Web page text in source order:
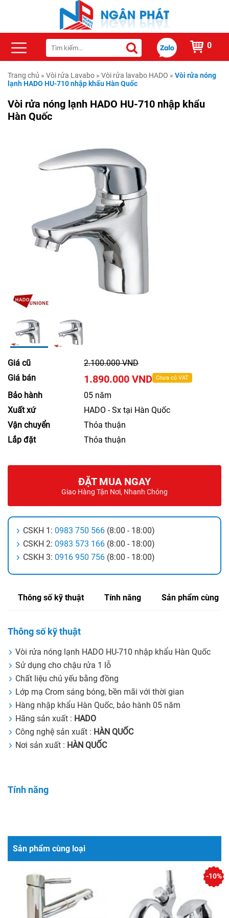
0
Trang chủ » Vòi rửa Lavabo » Vòi rửa lavabo HADO » Vòi rửa nóng
lạnh HADO HU-710 nhập khẩu Hàn Quốc
Vòi rửa nóng lạnh HADO HU-710 nhập khẩu
Hàn Quốc
Giá cũ
2.100.000 VND
Giá bán
1.890.000 VND Chưa có VAT
Bảo hành
05 năm
Xuất xứ
HADO - Sx tại Hàn Quốc
Vận chuyển
Thỏa thuận
Lắp đặt
Thỏa thuận
ĐẶT MUA NGAY
Giao Hàng Tận Nơi, Nhanh Chóng
CSKH 1: 0983 750 566 (8:00 - 18:00)
CSKH 2: 0983 573 166 (8:00 - 18:00)
CSKH 3: 0916 950 756 (8:00 - 18:00)
Thông số kỹ thuật Tính năng Sản phẩm cùng
Thông số kỹ thuật
Vòi rửa nóng lạnh HADO HU-710 nhập khẩu Hàn Quốc
Sử dụng cho chậu rửa 1 lỗ
Chất liệu chủ yếu bằng đồng
Lớp mạ Crom sáng bóng, bền mãi với thời gian
Hàng nhập khẩu Hàn Quốc, bảo hành 05 năm
Hãng sản xuất : HADO
Công nghệ sản xuất : HÀN QUỐC
Nơi sản xuất : HÀN QUỐC
Tính năng
Sản phẩm cùng loại
-10%